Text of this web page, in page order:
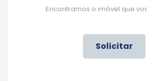
Encontramos o imóvel que
Solicitar